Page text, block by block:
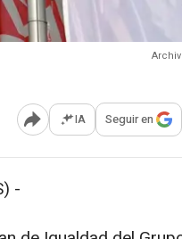
Abrir opciones para
IA Seguir en
-